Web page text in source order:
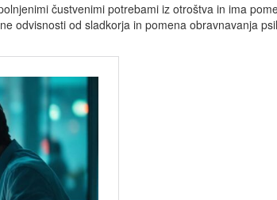
čustvenimi potrebami iz otroštva in ima
odvisnosti od sladkorja in pomena obravnavanja